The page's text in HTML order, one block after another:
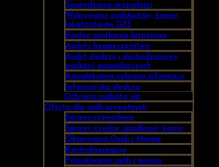
Sprawdzanie przeszłości
Wykrywanie podsłuchów, kamer,
lokalizatorów GPS
Poufne spotkania biznesowe
Audyty bezpieczeństwa
Audyt śledczy i dochodzeniowy
nadużyć gospodarczych
Kompleksowa ochrona informacji
Informatyka śledcza
Ochrona osobista vip
Oferta dla osób prywatnych
Sprawy rozwodowe
Sprawy cywilne, spadkowe, karne
Obserwacja Osób i Mienia
Kontrobserwacja
Poszukiwanie osób i mienia